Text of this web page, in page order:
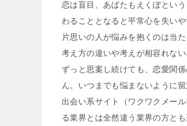
恋は盲目、あばたもえくぼとい
わることとなると平常心を失い
片思いの人が悩みを抱くのは当
考え方の違いや考えが相容れな
ずっと思案し続けても、恋愛関
ん。いつまでも悩まないように
出会い系サイト（ワクワクメー
る業界とは全然違う業界の方と